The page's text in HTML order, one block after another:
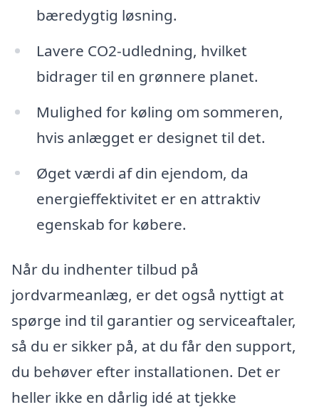
bæredygtig løsning.
Lavere CO2-udledning, hvilket
bidrager til en grønnere planet.
Mulighed for køling om sommeren,
hvis anlægget er designet til det.
Øget værdi af din ejendom, da
energieffektivitet er en attraktiv
egenskab for købere.
Når du indhenter tilbud på
jordvarmeanlæg, er det også nyttigt at
spørge ind til garantier og serviceaftaler,
så du er sikker på, at du får den support,
du behøver efter installationen. Det er
heller ikke en dårlig idé at tjekke